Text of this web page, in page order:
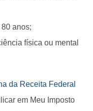
anos;
física ou mental
da Receita Federal
em Meu Imposto